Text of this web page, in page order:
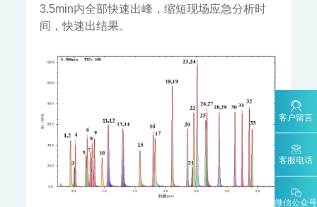
客户留言
客服电话
微信公众号
3.5min内全部快速出峰，缩短现场应急分析时
间，快速出结果。